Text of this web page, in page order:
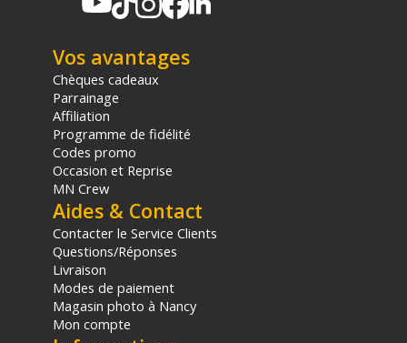
Vos avantages
Chèques cadeaux
Parrainage
Affiliation
Programme de fidélité
Codes promo
Occasion et Reprise
MN Crew
Aides & Contact
Contacter le Service Clients
Questions/Réponses
Livraison
Modes de paiement
Magasin photo à Nancy
Mon compte